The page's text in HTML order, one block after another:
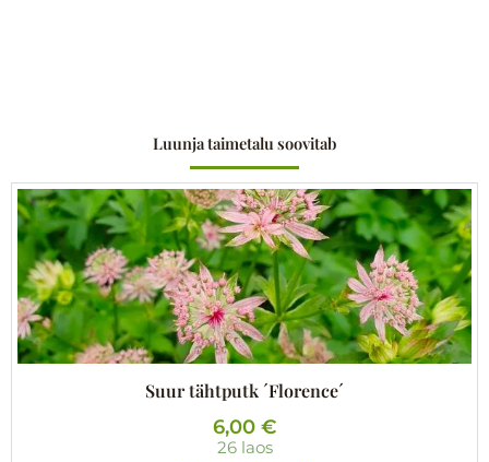
Luunja taimetalu soovitab
Suur tähtputk ´Florence´
6,00 €
26 laos